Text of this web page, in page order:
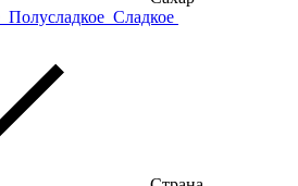
Полусладкое Сладкое